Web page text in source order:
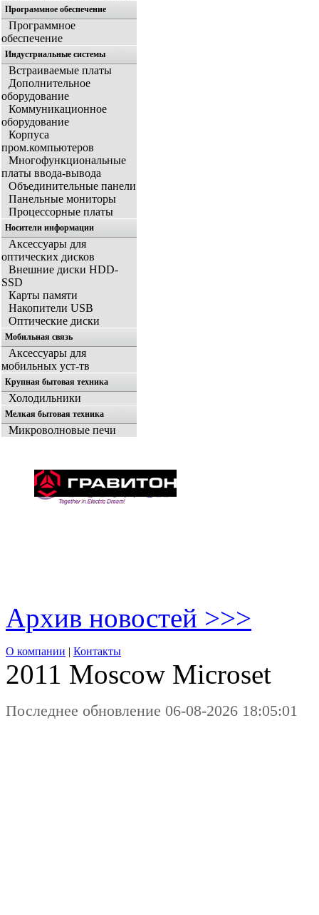
Программное обеспечение
Программное
обеспечение
Индустриальные системы
Встраиваемые платы
Дополнительное
оборудование
Коммуникационное
оборудование
Корпуса
пром.компьютеров
Многофункциональные
платы ввода-вывода
Объединительные панели
Панельные мониторы
Процессорные платы
Носители информации
Аксессуары для
оптических дисков
Внешние диски HDD-
SSD
Карты памяти
Накопители USB
Оптические диски
Мобильная связь
Аксессуары для
мобильных уст-тв
Крупная бытовая техника
Холодильники
Мелкая бытовая техника
Микроволновые печи
Архив новостей >>>
О компании | Контакты
2011 Moscow Microset
Последнее обновление 06-08-2026 18:05:01